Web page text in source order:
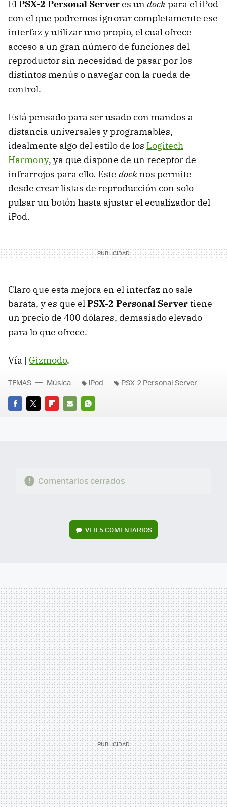
ElPSX-2 Personal Serveres un dockpara el iPod
con el que podremos ignorar completamente ese
interfaz y utilizar uno propio, el cual ofrece
acceso a un gran número de funciones del
reproductor sin necesidad de pasar por los
distintos menús o navegar con la rueda de
control.
Está pensado para ser usado con mandos a
distancia universales y programables,
idealmente algo del estilo de los Logitech
Harmony, ya que dispone de un receptor de
infrarrojos para ello. Este dock nos permite
desde crear listas de reproducción con solo
pulsar un botón hasta ajustar el ecualizador del
iPod.
Claro que esta mejora en el interfaz no sale
barata, y es que elPSX-2 Personal Servertiene
un precio de 400 dólares, demasiado elevado
para lo que ofrece.
Vía | Gizmodo.
FACEBOOK
TWITTERFLIPBOARD
E-
WHATSAPP
TEMAS Música iPod PSX-2 Personal Server
Comentarios cerrados
VER5 COMENTARIOS